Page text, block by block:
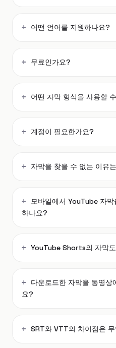
어떤 언어를 지원하나요?
무료인가요?
어떤 자막 형식을 사용할
계정이 필요한가요?
자막을 찾을 수 없는 이유
모바일에서 YouTube 자
하나요?
YouTube Shorts의 자막
다운로드한 자막을 동영
요?
SRT와 VTT의 차이점은